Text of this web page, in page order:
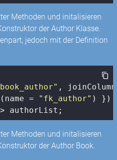
Methoden und initalisieren
der Author Klasse.
jedoch mit der Definition
,
(name = "fk_author"
authorList;
Methoden und initalisieren
der Author Book.